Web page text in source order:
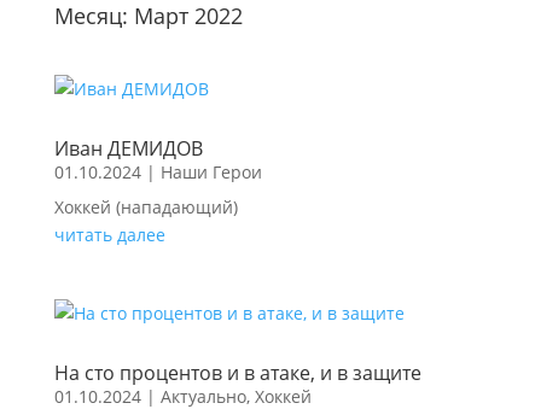
Месяц: Март 2022
Иван ДЕМИДОВ
01.10.2024| Наши Герои
Хоккей (нападающий)
читать далее
На сто процентов и в атаке, и в защите
01.10.2024| Актуально, Хоккей